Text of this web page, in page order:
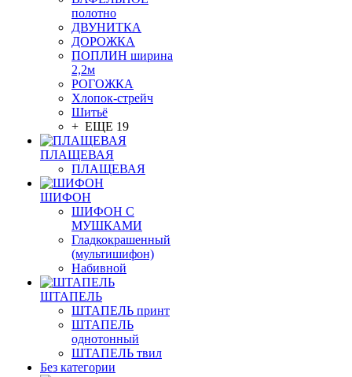
полотно
ДВУНИТКА
ДОРОЖКА
ПОПЛИН ширина
2,2м
РОГОЖКА
Хлопок-стрейч
Шитьё
+ ЕЩЕ 19
ПЛАЩЕВАЯ
ПЛАЩЕВАЯ
ШИФОН
ШИФОН С
МУШКАМИ
Гладкокрашенный
(мультишифон)
Набивной
ШТАПЕЛЬ
ШТАПЕЛЬ принт
ШТАПЕЛЬ
однотонный
ШТАПЕЛЬ твил
Без категории